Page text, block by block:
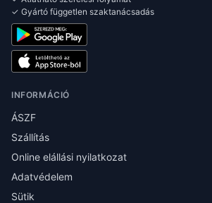
✓ Gyártó független szaktanácsadás
INFORMÁCIÓ
ÁSZF
Szállítás
Online elállási nyilatkozat
Adatvédelem
Sütik